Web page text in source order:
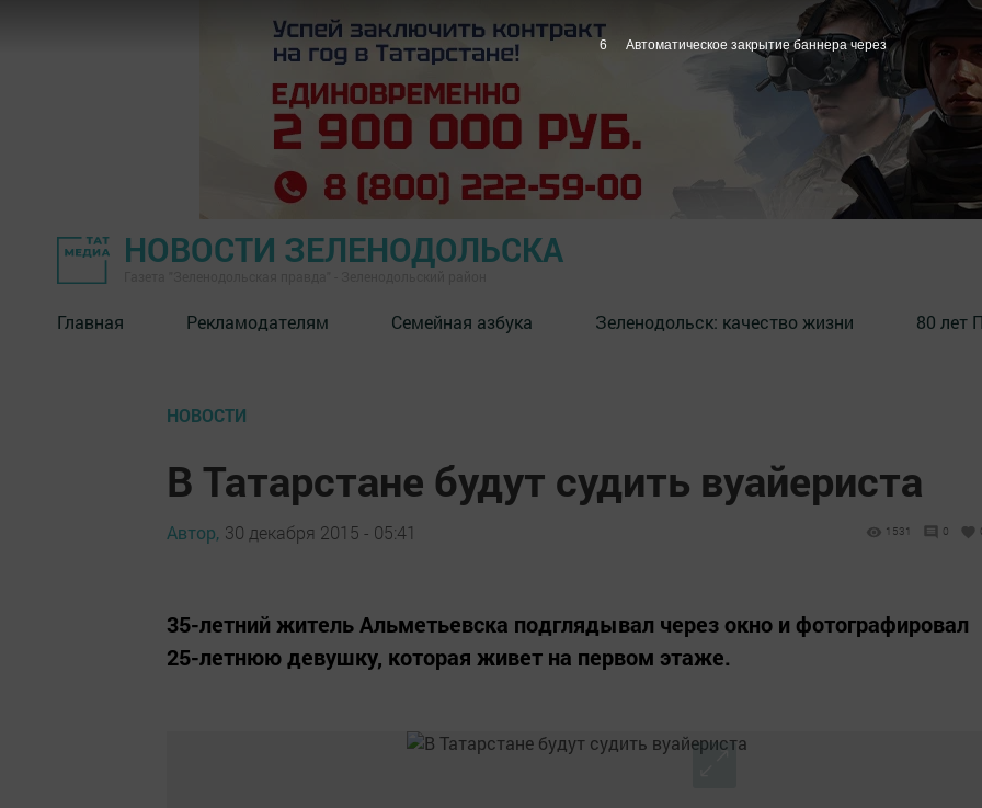
НОВОСТИ ЗЕЛЕНОДОЛЬСКА
Главная Рекламодателям Семейная азбука ⁠Зеленодольск: качество жизни 80 лет
НОВОСТИ
В Татарстане будут судить вуайериста
Автор, 30 декабря 2015 - 05:41 1531 0
35-летний житель Альметьевска подглядывал через окно и фотографировал
25-летнюю девушку, которая живет на первом этаже.
5 Автоматическое закрытие баннера через